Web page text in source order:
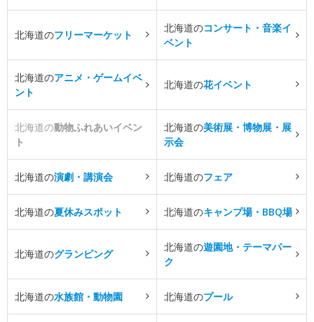
北海道のフリーマーケット
北海道のコンサート・音楽イ
ベント
北海道のアニメ・ゲームイベ
ント
北海道の花イベント
北海道の動物ふれあいイベン
ト
北海道の美術展・博物展・展
示会
北海道の演劇・講演会 北海道のフェア
北海道の夏休みスポット 北海道のキャンプ場・BBQ場
北海道のグランピング
北海道の遊園地・テーマパー
ク
北海道の水族館・動物園 北海道のプール